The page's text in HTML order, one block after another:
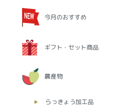
今月のおすすめ
ギフト・セット商品
農産物
らっきょう加工品